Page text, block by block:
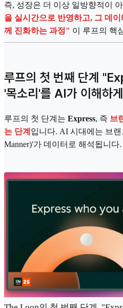
즉, 성장은 더 이상 일방향적이
을 실시간으로 반영하고, 그 데
께 진화하는 과정" 이 루프의 핵
루프의 첫 번째 단계
'목소리'를 AI가 이해하
루프의 첫 단계는 Express, 즉 브
는 단계 입니다. AI 시대에는 브
Manner)'가 데이터로 해석됩니다.